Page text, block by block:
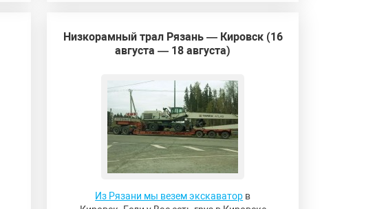
Низкорамный трал Рязань — Кировск (16
августа — 18 августа)
Из Рязани мы везем экскаватор в